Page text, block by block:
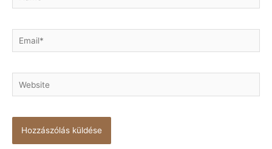
Email*
Website